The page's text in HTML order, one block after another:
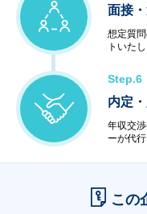
面接
想定質
トいたし
Step.6
内定
年収交
ーが代行
この